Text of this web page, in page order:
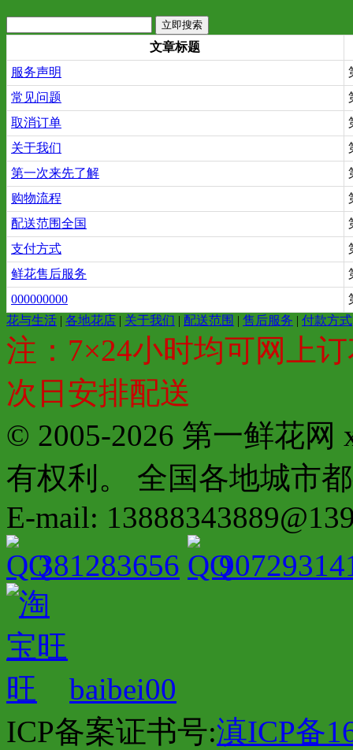
文章标题
服务声明
常见问题
取消订单
关于我们
第一次来先了解
购物流程
配送范围全国
支付方式
鲜花售后服务
000000000
花与生活 | 各地花店 | 关于我们 | 配送范围 | 售后服务 | 付款方式
注：7×24小时均可网上
次日安排配送
© 2005-2026 第一鲜花网
有权利。 全国各地城市
E-mail:
381283656
baibei00
ICP备案证书号:滇ICP备